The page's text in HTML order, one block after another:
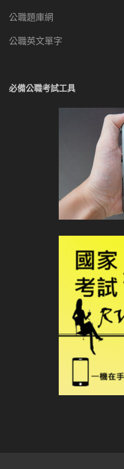
公職題庫網
公職英文單字
必備公職考試工具